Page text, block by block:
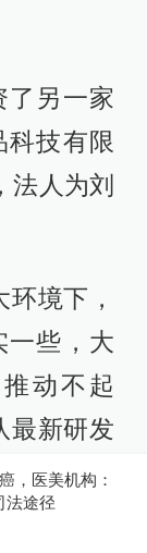
了另一家
技有限
法人为刘
境下，
一些，大
动不起
最新研发
前后在
你有权知